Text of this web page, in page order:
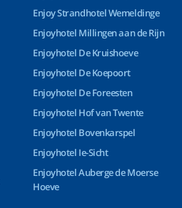
Enjoy Strandhotel Wemeldinge
Enjoyhotel Millingen aan de Rijn
Enjoyhotel De Kruishoeve
Enjoyhotel De Koepoort
Enjoyhotel De Foreesten
Enjoyhotel Hof van Twente
Enjoyhotel Bovenkarspel
Enjoyhotel Ie-Sicht
Enjoyhotel Auberge de Moerse
Hoeve